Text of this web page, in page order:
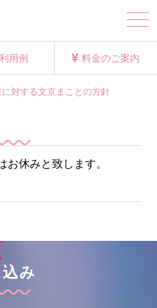
用例 料金のご案内
対する文京まことの方針
お休みと致します。
み